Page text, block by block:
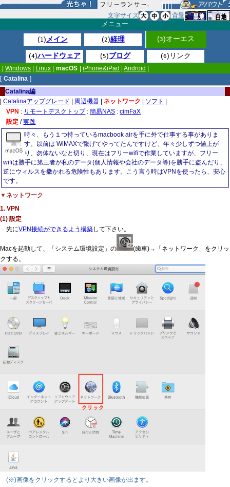
メニュー
(1)メイン (2)経理 (3)オーエス
(4)ハードウェア (5)ブログ (6)リンク
文字サイズ 背景
Windows Linux macOS |iPhone&iPad |Android
[ Catalina ]
Catalina編
Catalinaアップグレード 周辺機器 ネットワーク ソフト
VPN : リモートデスクトップ:簡易NAS :cimFaX
設定 /実践
時々、もう１つ持っているmacbook airを手に外で仕事する事がありま
す。以前は WiMAXで繋げてやってたんですけど、年々少しずつ値上が
り、勿体ないなと切り、現在はフリーwifiで作業していますが、フリー
wifiは勝手に第三者が私のデータ(個人情報や会社のデータ等)を勝手に盗んだり、
逆にウィルスを撒かれる危険性もあります。こう言う時はVPNを使ったら、安心
です。
▼ネットワーク
1. VPN
(1) 設定
先にVPN接続ができるよう構築して下さい。
Macを起動して、「システム環境設定」の
(歯車)→「ネットワーク」をクリッ
クする。
(※)画像をクリックするとより大きい画像が出ます。